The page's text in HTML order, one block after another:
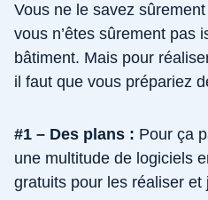
Vous ne le savez
vous n’êtes sûrement pas
bâtiment. Mais pour
il faut que vous prépariez
#1 – Des plans : Pour ça
une multitude de logiciels
gratuits pour les réaliser et